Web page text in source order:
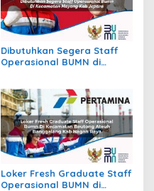
Dibutuhkan Segera Staff
Operasional BUMN di
Loker Fresh Graduate Staff
Operasional BUMN di